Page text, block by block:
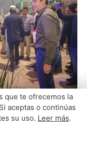
que te ofrecemos la
aceptas o continúas
su uso. Leer más.